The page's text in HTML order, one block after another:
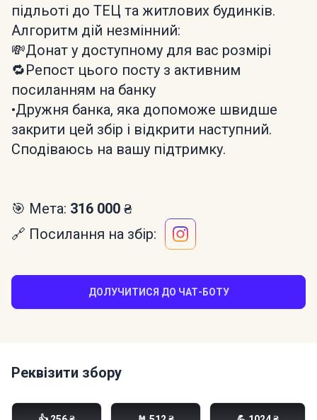
підльоті до ТЕЦ та житлових будинків.
Алгоритм дій незмінний:
💸Донат у доступному для вас розмірі
🔁Репост цього посту з активним
посиланням на банку
•Дружня банка, яка допоможе швидше
закрити цей збір і відкрити наступний.
Сподіваюсь на вашу підтримку.
🎯 Мета: 316 000 ₴
🔗 Посилання на збір:
ДОЛУЧИТИСЯ ДО ЧАТ-БОТУ
Реквізити збору
Моно банка: